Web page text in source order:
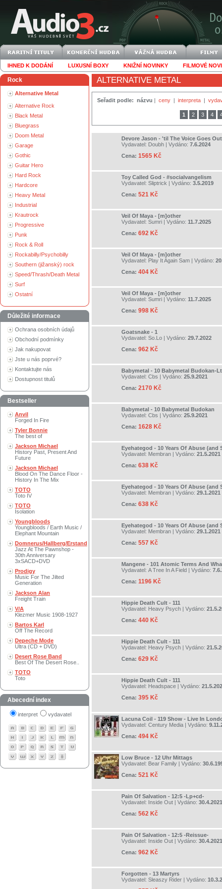
IHNED K DODÁNÍ LUXUSNÍ BOXY KNIŽNÍ NOVINKY FILMOVÉ
Rock
Alternative Metal
Alternative Rock
Black Metal
Bluegrass
Doom Metal
Garage
Gothic
Guitar Hero
Hard Rock
Hardcore
Heavy Metal
Industrial
Krautrock
Progressive
Punk
Rock & Roll
Rockabilly/Psychobilly
Southern (jižanský) rock
Speed/Thrash/Death Metal
Surf
Ostatní
Důležité informace
Ochrana osobních údajů
Obchodní podmínky
Jak nakupovat
Jste u nás poprvé?
Kontaktujte nás
Dostupnost titulů
Bestseller
Anvil
Forged In Fire
Tyler Bonnie
The best of
Jackson Michael
History Past, Present And
Future
Jackson Michael
Blood On The Dance Floor -
History In The Mix
TOTO
Toto IV
TOTO
Isolation
Youngbloods
Youngbloods / Earth Music /
Elephant Mountain
Domnerus/Hallberg/Erstand
Jazz At The Pawnshop -
30th Anniversary
3xSACD+DVD
Prodigy
Music For The Jilted
Generation
Jackson Alan
Freight Train
V/A
Klezmer Music 1908-1927
Bartos Karl
Off The Record
Depeche Mode
Ultra (CD + DVD)
Desert Rose Band
Best Of The Desert Rose..
TOTO
Toto
Abecední index
interpret vydavatel
ALTERNATIVE METAL
Seřadit podle: názvu | ceny | interpreta |
1 2 3 4
Devore Jason - 'til The Voice Goes Out
Vydavatel: Doubh | Vydáno: 7.6.2024
Cena: 1565 Kč
Toy Called God - #socialvangelism
Vydavatel: Sliptrick | Vydáno: 3.5.2019
Cena: 521 Kč
Veil Of Maya - [m]other
Vydavatel: Sumri | Vydáno: 11.7.2025
Cena: 692 Kč
Veil Of Maya - [m]other
Vydavatel: Play It Again Sam | Vydáno:
Cena: 404 Kč
Veil Of Maya - [m]other
Vydavatel: Sumri | Vydáno: 11.7.2025
Cena: 998 Kč
Goatsnake - 1
Vydavatel: So.Lo | Vydáno: 29.7.2022
Cena: 962 Kč
Babymetal - 10 Babymetal Budokan-
Vydavatel: Cbs | Vydáno: 25.9.2021
Cena: 2170 Kč
Babymetal - 10 Babymetal Budokan
Vydavatel: Cbs | Vydáno: 25.9.2021
Cena: 1628 Kč
Eyehategod - 10 Years Of Abuse (and
Vydavatel: Membran | Vydáno: 21.5.2021
Cena: 638 Kč
Eyehategod - 10 Years Of Abuse (and
Vydavatel: Membran | Vydáno: 29.1.2021
Cena: 638 Kč
Eyehategod - 10 Years Of Abuse (and
Vydavatel: Membran | Vydáno: 29.1.2021
Cena: 557 Kč
Mangene - 101 Atomic Terms And
Vydavatel: A Tree In A Field | Vydáno:
Cena: 1196 Kč
Hippie Death Cult - 111
Vydavatel: Heavy Psych | Vydáno:
Cena: 440 Kč
Hippie Death Cult - 111
Vydavatel: Heavy Psych | Vydáno:
Cena: 629 Kč
Hippie Death Cult - 111
Vydavatel: Headspace | Vydáno:
Cena: 395 Kč
Lacuna Coil - 119 Show - Live In
Vydavatel: Century Media | Vydáno:
Cena: 494 Kč
Low Bruce - 12 Uhr Mittags
Vydavatel: Bear Family | Vydáno:
Cena: 521 Kč
Pain Of Salvation - 12:5 -Lp+cd-
Vydavatel: Inside Out | Vydáno: 30.4.2021
Cena: 562 Kč
Pain Of Salvation - 12:5 -Reissue-
Vydavatel: Inside Out | Vydáno: 30.4.2021
Cena: 962 Kč
Forgotten - 13 Martyrs
Vydavatel: Sleaszy Rider | Vydáno: